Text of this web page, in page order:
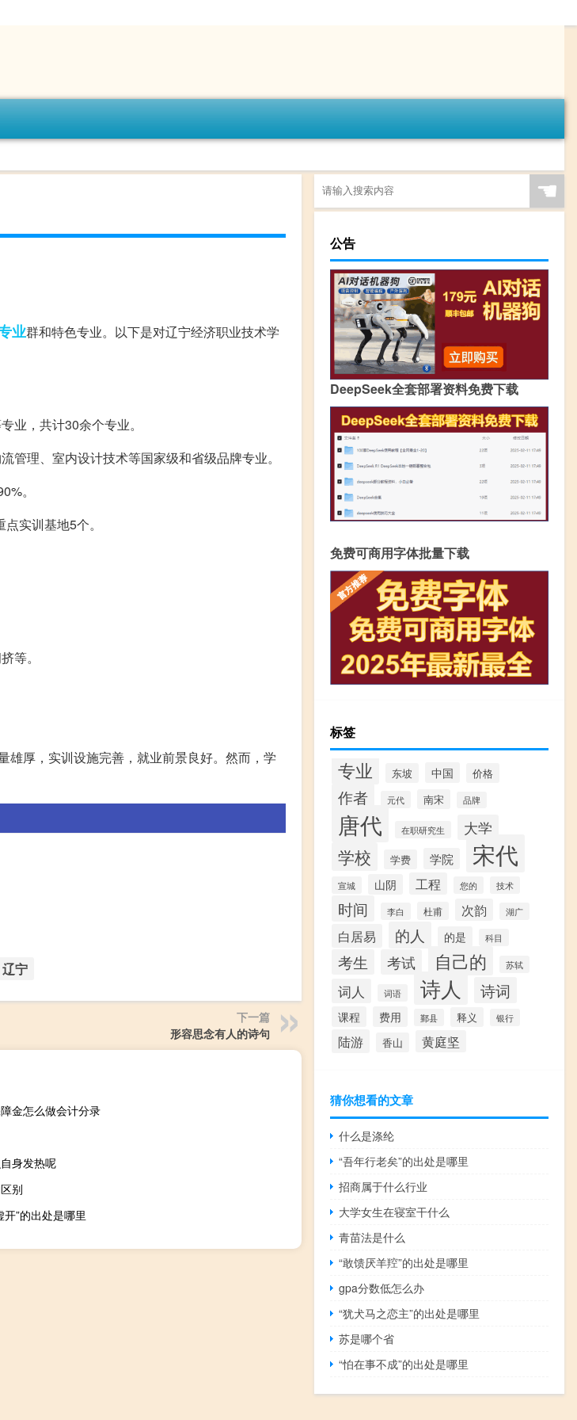
业群和特色专业。以下是对辽宁经济职业技术学
业，共计30余个专业。
理、室内设计技术等国家级和省级品牌专业。
。
实训基地5个。
等。
雄厚，实训设施完善，就业前景良好。然而，学
辽宁
下一篇
形容思念有人的诗句
金怎么做会计分录
身发热呢
别
开”的出处是哪里
☚
公告
DeepSeek全套部署资料免费下载
免费可商用字体批量下载
标签
专业 东坡 中国 价格
作者 元代 南宋 品牌
唐代 在职研究生 大学
学校 学费 学院 宋代
宣城 山阴 工程 您的 技术
时间 李白 杜甫 次韵 湖广
白居易 的人 的是 科目
考生 考试 自己的 苏轼
词人 词语 诗人 诗词
课程 费用 鄞县 释义 银行
陆游 香山 黄庭坚
猜你想看的文章
什么是涤纶
“吾年行老矣”的出处是哪里
招商属于什么行业
大学女生在寝室干什么
青苗法是什么
“敢馈厌羊羫”的出处是哪里
gpa分数低怎么办
“犹犬马之恋主”的出处是哪里
苏是哪个省
“怕在事不成”的出处是哪里